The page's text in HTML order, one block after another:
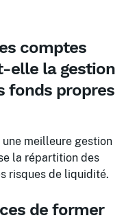
comptes
elle la gestion
fonds propres
meilleure gestion
la répartition des
risques de liquidité.
de former